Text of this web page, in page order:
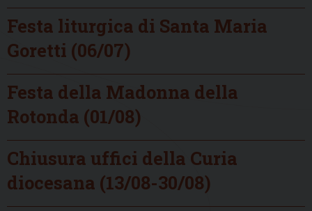
Festa liturgica di Santa Maria
Goretti (06/07)
Festa della Madonna della
Rotonda (01/08)
Chiusura uffici della Curia
diocesana (13/08-30/08)